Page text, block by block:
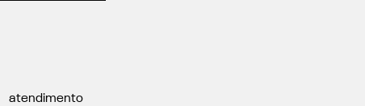
atendimento